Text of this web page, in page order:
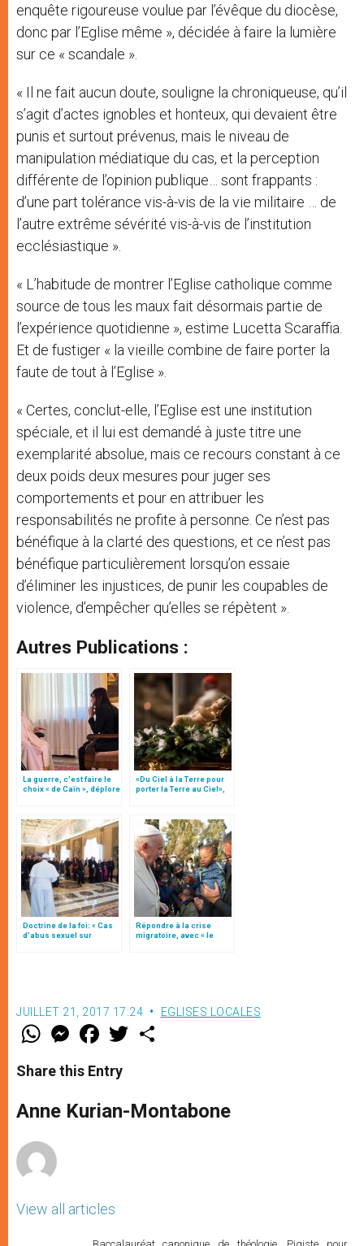
enquête rigoureuse voulue par l’évêque du diocèse,
donc par l’Eglise même », décidée à faire la lumière
sur ce « scandale ».
« Il ne fait aucun doute, souligne la chroniqueuse, qu’il
s’agit d’actes ignobles et honteux, qui devaient être
punis et surtout prévenus, mais le niveau de
manipulation médiatique du cas, et la perception
différente de l’opinion publique… sont frappants :
d’une part tolérance vis-à-vis de la vie militaire … de
l’autre extrême sévérité vis-à-vis de l’institution
ecclésiastique ».
« L’habitude de montrer l’Eglise catholique comme
source de tous les maux fait désormais partie de
l’expérience quotidienne », estime Lucetta Scaraffia.
Et de fustiger « la vieille combine de faire porter la
faute de tout à l’Eglise ».
« Certes, conclut-elle, l’Eglise est une institution
spéciale, et il lui est demandé à juste titre une
exemplarité absolue, mais ce recours constant à ce
deux poids deux mesures pour juger ses
comportements et pour en attribuer les
responsabilités ne profite à personne. Ce n’est pas
bénéfique à la clarté des questions, et ce n’est pas
bénéfique particulièrement lorsqu’on essaie
d’éliminer les injustices, de punir les coupables de
violence, d’empêcher qu’elles se répètent ».
Autres Publications :
La guerre, c’est faire le
choix « de Caïn », déplore
«Du Ciel à la Terre pour
porter la Terre au Ciel»,
Doctrine de la foi: « Cas
d’abus sexuel sur
Répondre à la crise
migratoire, avec « le
JUILLET 21, 2017 17:24 EGLISES LOCALES
W
t
s
p
p
M
e
s
e
g
e
F
a
e
b
o
k
w
r
Share this Entry
Anne Kurian-Montabone
View all articles